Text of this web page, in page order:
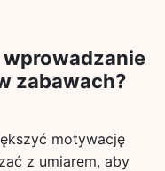
wprowadzanie
zabawach?
motywację
z umiarem, aby